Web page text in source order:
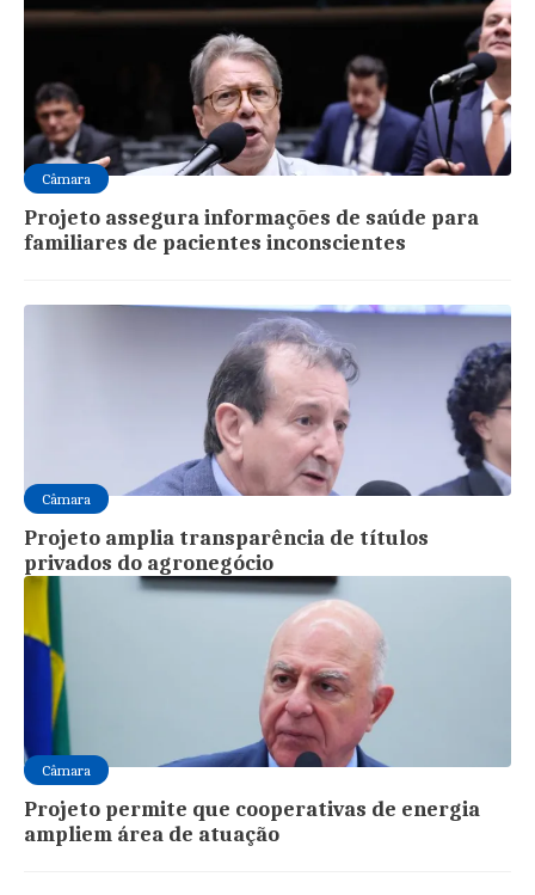
Câmara
Projeto assegura informações de saúde para
familiares de pacientes inconscientes
Câmara
Projeto amplia transparência de títulos
privados do agronegócio
Câmara
Projeto permite que cooperativas de energia
ampliem área de atuação